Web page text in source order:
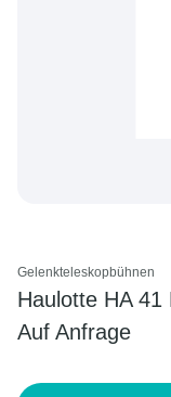
Gelenkteleskopbühnen
Haulotte HA 41
Auf Anfrage